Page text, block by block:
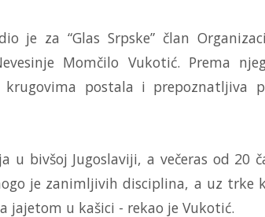
je za “Glas Srpske” član
Momčilo Vukotić. Prema
postala i prepoznatljiva
bivšoj Jugoslaviji, a večeras od 20
je zanimljivih disciplina, a uz trke
u kašici - rekao je Vukotić.